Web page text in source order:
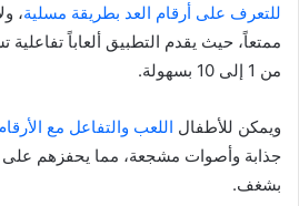
للتعرف على أرقام العد بطريقة مسلية،
ممتعاً، حيث يقدم التطبيق ألعاباً تفاعلية
من 1 إلى 10 بسهولة.
ويمكن للأطفال اللعب والتفاعل مع
جذابة وأصوات مشجعة، مما يحفزهم على
بشغف.